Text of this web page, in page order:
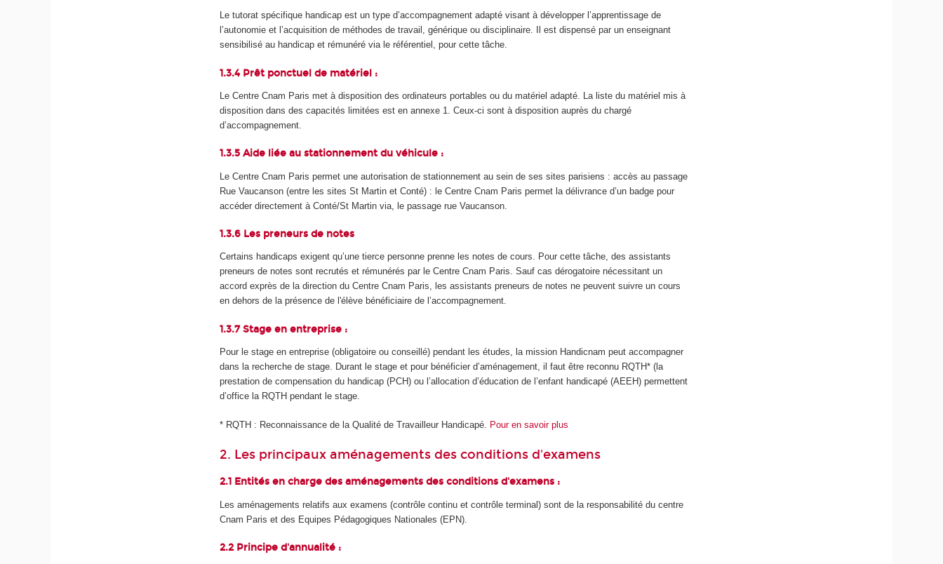
Le tutorat spécifique handicap est un type d’accompagnement adapté visant à développer l’apprentissage de
l’autonomie et l’acquisition de méthodes de travail, générique ou disciplinaire. Il est dispensé par un enseignant
sensibilisé au handicap et rémunéré via le référentiel, pour cette tâche.
1.3.4 Prêt ponctuel de matériel :
Le Centre Cnam Paris met à disposition des ordinateurs portables ou du matériel adapté. La liste du matériel mis à
disposition dans des capacités limitées est en annexe 1. Ceux-ci sont à disposition auprès du chargé
d’accompagnement.
1.3.5 Aide liée au stationnement du véhicule :
Le Centre Cnam Paris permet une autorisation de stationnement au sein de ses sites parisiens : accès au passage
Rue Vaucanson (entre les sites St Martin et Conté) : le Centre Cnam Paris permet la délivrance d’un badge pour
accéder directement à Conté/St Martin via, le passage rue Vaucanson.
1.3.6 Les preneurs de notes
Certains handicaps exigent qu’une tierce personne prenne les notes de cours. Pour cette tâche, des assistants
preneurs de notes sont recrutés et rémunérés par le Centre Cnam Paris. Sauf cas dérogatoire nécessitant un
accord exprès de la direction du Centre Cnam Paris, les assistants preneurs de notes ne peuvent suivre un cours
en dehors de la présence de l'élève bénéficiaire de l’accompagnement.
1.3.7 Stage en entreprise :
Pour le stage en entreprise (obligatoire ou conseillé) pendant les études, la mission Handicnam peut accompagner
dans la recherche de stage. Durant le stage et pour bénéficier d’aménagement, il faut être reconnu RQTH* (la
prestation de compensation du handicap (PCH) ou l’allocation d’éducation de l’enfant handicapé (AEEH) permettent
d’office la RQTH pendant le stage.
* RQTH : Reconnaissance de la Qualité de Travailleur Handicapé. Pour en savoir plus
2. Les principaux aménagements des conditions d'examens
2.1 Entités en charge des aménagements des conditions d'examens :
Les aménagements relatifs aux examens (contrôle continu et contrôle terminal) sont de la responsabilité du centre
Cnam Paris et des Equipes Pédagogiques Nationales (EPN).
2.2 Principe d'annualité :